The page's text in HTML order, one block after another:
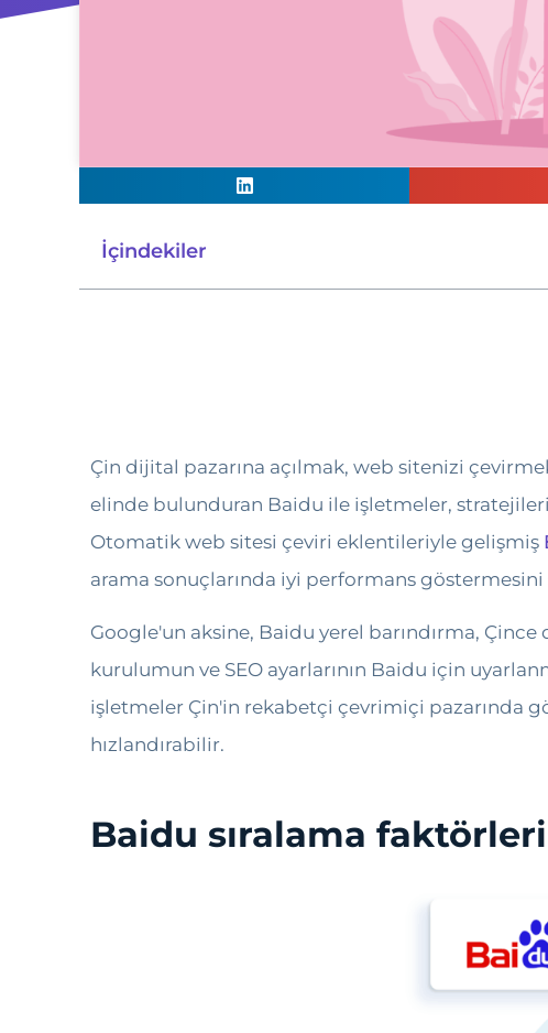
İçindekiler
Çin dijital pazarına açılmak, web sitenizi
elinde bulunduran Baidu ile işletmeler,
Otomatik web sitesi çeviri eklentileriyle gelişmiş
arama sonuçlarında iyi performans göstermesini
Google'un aksine, Baidu yerel barındırma,
kurulumun ve SEO ayarlarının Baidu için
işletmeler Çin'in rekabetçi çevrimiçi pazarında
hızlandırabilir.
Baidu sıralama